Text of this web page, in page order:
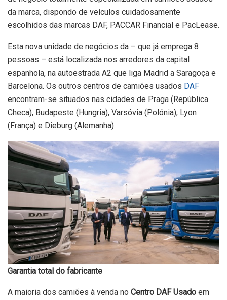
da marca, dispondo de veículos cuidadosamente
escolhidos das marcas DAF, PACCAR Financial e PacLease.
Esta nova unidade de negócios da – que já emprega 8
pessoas – está localizada nos arredores da capital
espanhola, na autoestrada A2 que liga Madrid a Saragoça e
Barcelona. Os outros centros de camiões usados ​​ DAF
encontram-se situados nas cidades de Praga (República
Checa), Budapeste (Hungria), Varsóvia (Polónia), Lyon
(França) e Dieburg (Alemanha).
Garantia total do fabricante
A maioria dos camiões à venda no Centro DAF Usado em